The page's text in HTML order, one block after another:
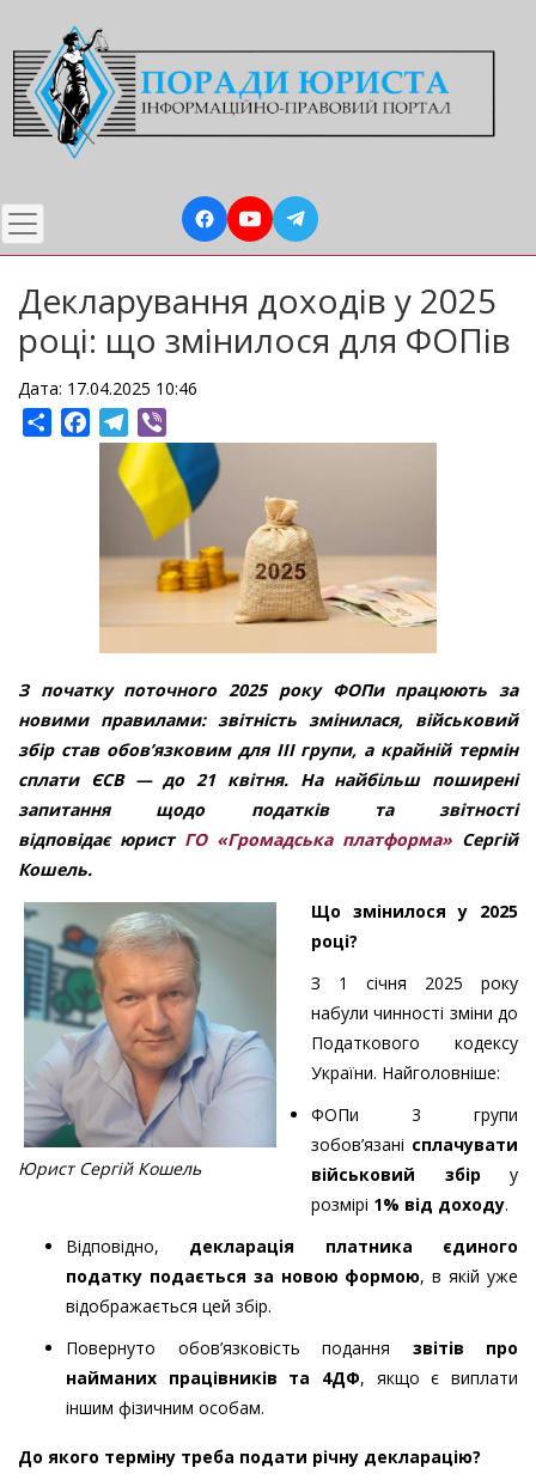
до
основного
вмісту
Декларування доходів у 2025
році: що змінилося для ФОПів
Дата: 17.04.2025 10:46
ShareFacebookTelegram
З початку поточного 2025 року ФОПипрацюють за
новими правилами: звітність змінилася, військовий
збір став обов’язковим дляІІІгрупи, а крайній термін
сплати ЄСВ— до 21 квітня. На найбільш поширені
запитання щодо податків та звітності
відповідає юрист ГО «Громадська платформа» Сергій
Кошель.
Юрист Сергій Кошель
Що змінилося у 2025
році?
З 1 січня 2025 року
набули чинності зміни до
Податкового кодексу
України. Найголовніше:
ФОПи 3 групи
зобов’язані сплачувати
військовий збір у
розмірі 1% від доходу.
Відповідно, декларація платника єдиного
податку подається за новою формою, в якій уже
відображається цей збір.
Повернуто обов’язковість подання звітів про
найманих працівників та 4ДФ, якщо є виплати
іншим фізичним особам.
До якого терміну треба подати річну декларацію?